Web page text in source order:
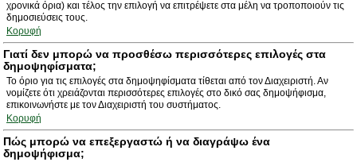
χρονικά όρια) και τέλος την επιλογή να επιτρέψετε στα μέλη να τροποποιούν τις
δημοσιεύσεις τους.
Κορυφή
Γιατί δεν μπορώ να προσθέσω περισσότερες επιλογές στα
δημοψηφίσματα;
Το όριο για τις επιλογές στα δημοψηφίσματα τίθεται από τον Διαχειριστή. Αν
νομίζετε ότι χρειάζονται περισσότερες επιλογές στο δικό σας δημοψήφισμα,
επικοινωνήστε με τον Διαχειριστή του συστήματος.
Κορυφή
Πώς μπορώ να επεξεργαστώ ή να διαγράψω ένα
δημοψήφισμα;